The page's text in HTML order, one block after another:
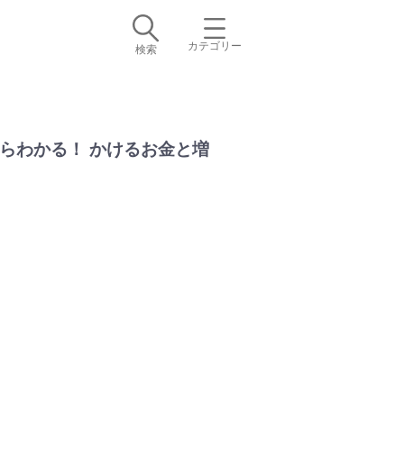
検索 カテゴリー
わかる！ かけるお金と増